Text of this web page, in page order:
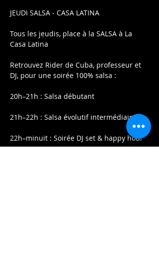
JEUDI SALSA - CASA LATINA
Tous les jeudis, place à la SALSA à La
Casa Latina
Retrouvez Rider de Cuba, professeur et
DJ, pour une soirée 100% salsa :
20h–21h : Salsa débutant
21h–22h : Salsa évolutif intermédiaire
22h–minuit : Soirée DJ set & happy hour